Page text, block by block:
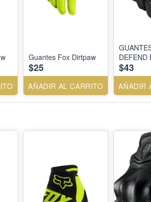
Guantes Fox Dirtpaw
$25
AÑADIR AL CARRITO
DEFEND
$43
AÑADIR